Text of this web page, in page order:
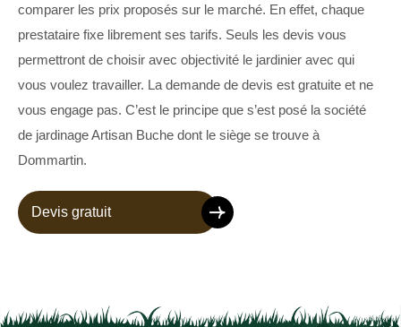
comparer les prix proposés sur le marché. En effet, chaque
prestataire fixe librement ses tarifs. Seuls les devis vous
permettront de choisir avec objectivité le jardinier avec qui
vous voulez travailler. La demande de devis est gratuite et ne
vous engage pas. C’est le principe que s’est posé la société
de jardinage Artisan Buche dont le siège se trouve à
Dommartin.
Devis gratuit